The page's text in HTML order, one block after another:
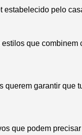
estabelecido pelo
que combinem
garantir que
que podem